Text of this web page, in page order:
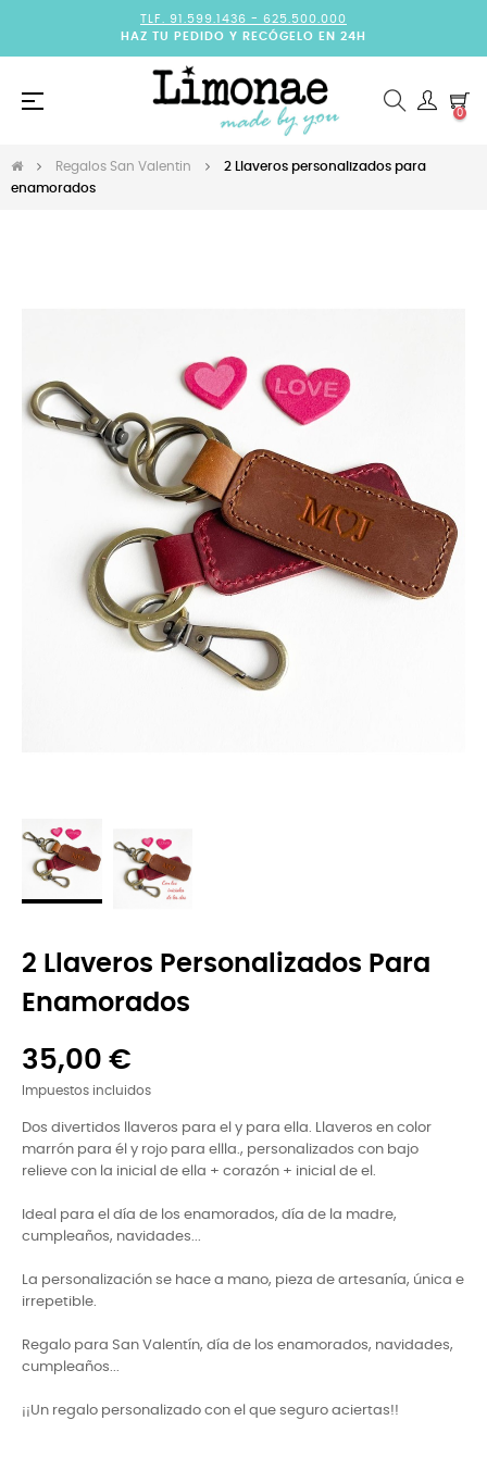
TLF. 91.599.1436 - 625.500.000
HAZ TU PEDIDO Y RECÓGELO EN 24H
Navegación
☰
0
Regalos San Valentin
2 Llaveros personalizados para
enamorados
2 Llaveros Personalizados Para
Enamorados
35,00 €
Impuestos incluidos
Dos divertidos llaveros para el y para ella. Llaveros en color
marrón para él y rojo para ellla., personalizados con bajo
relieve con la inicial de ella + corazón + inicial de el.
Ideal para el día de los enamorados, día de la madre,
cumpleaños, navidades...
La personalización se hace a mano, pieza de artesanía, única e
irrepetible.
Regalo para San Valentín, día de los enamorados, navidades,
cumpleaños...
¡¡Un regalo personalizado con el que seguro aciertas!!